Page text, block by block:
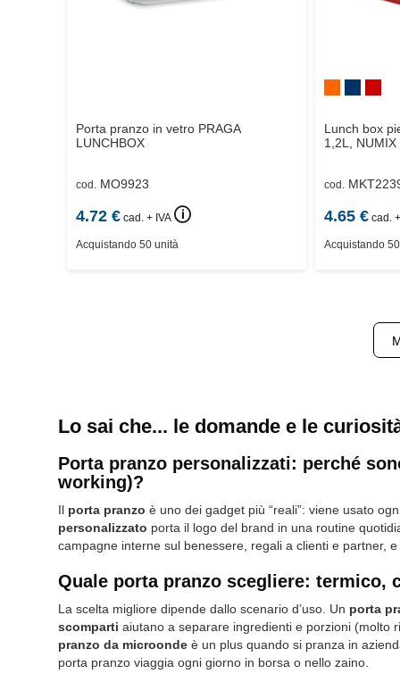
Porta pranzo in vetro PRAGA
LUNCHBOX
cod. MO9923
4.72 € cad. + IVA 🛈
Acquistando 50 unità
Lunch box
1,2L,
NUMIX
cod.
4.65€ cad.
Acquistando
Lo sai che... le domande e le
Porta pranzo personalizzati: perché
working)?
Il porta pranzo è uno dei gadget più “reali”: viene usato
personalizzato porta il logo del brand in una routine
campagne interne sul benessere, regali a clienti e partner,
Quale porta pranzo scegliere: termico,
La scelta migliore dipende dallo scenario d’uso. Un porta
scomparti aiutano a separare ingredienti e porzioni (molto
pranzo da microonde è un plus quando si pranza in
porta pranzo viaggia ogni giorno in borsa o nello zaino.